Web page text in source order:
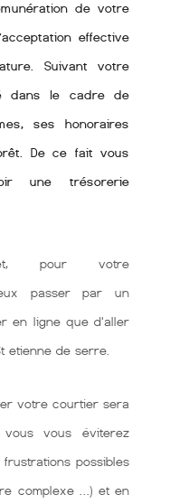
de votre
effective
Suivant votre
dans le cadre de
ses honoraires
De ce fait vous
une trésorerie
pour votre
passer par un
en ligne que d'aller
etienne de serre.
votre courtier sera
vous éviterez
possibles
complexe …) et en